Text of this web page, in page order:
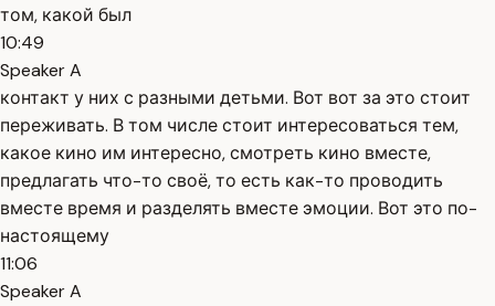
том, какой был
10:49
Speaker A
контакт у них с разными детьми. Вот вот за это стоит
переживать. В том числе стоит интересоваться тем,
какое кино им интересно, смотреть кино вместе,
предлагать что-то своё, то есть как-то проводить
вместе время и разделять вместе эмоции. Вот это по-
настоящему
11:06
Speaker A